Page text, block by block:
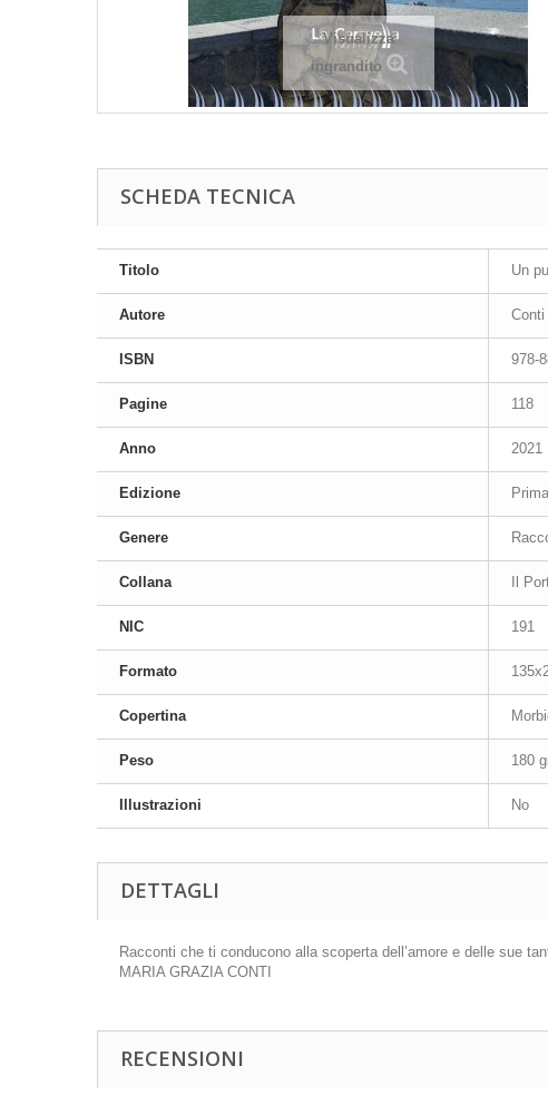
Visualizza
ingrandito
SCHEDA TECNICA
Titolo Un
Autore Conti
ISBN 978-
Pagine 118
Anno 2021
Edizione Prima
Genere
Collana Il
NIC 191
Formato
Copertina
Peso 180
Illustrazioni No
DETTAGLI
Racconti che ti conducono alla scoperta dell’amore e delle sue
MARIA GRAZIA CONTI
RECENSIONI